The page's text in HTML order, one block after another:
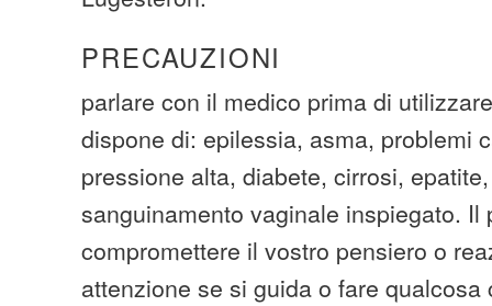
PRECAUZIONI
parlare con il medico prima di
dispone di: epilessia, asma, problemi
pressione alta, diabete, cirrosi,
sanguinamento vaginale inspiegato. Il
compromettere il vostro pensiero o
attenzione se si guida o fare qualcosa